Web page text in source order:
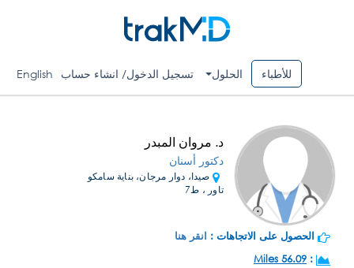
للأطباء الحلول تسجيل الدخول/ انشاء حساب English
د. مروان المبدر
دكتور أسنان
صيدا، دوار مرجان، بناية سامكو
تاور ، ط7
الحصول على الاتجاهات : انقر هنا
:
56.09 Miles